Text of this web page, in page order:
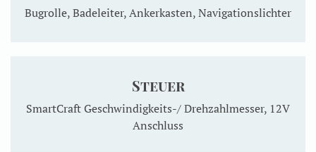
Bugrolle, Badeleiter, Ankerkasten, Navigationslichter
Steuer
SmartCraft Geschwindigkeits-/ Drehzahlmesser, 12V
Anschluss